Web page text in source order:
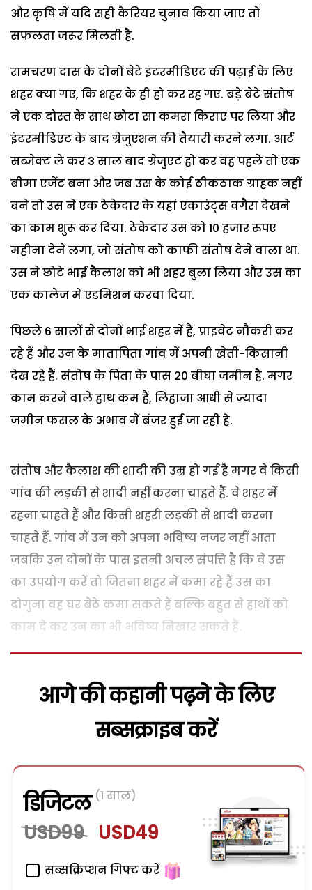
और कृषि में यदि सही कैरियर चुनाव किया जाए तो
सफलता जरूर मिलती है.
रामचरण दास के दोनों बेटे इंटरमीडिएट की पढ़ाई के लिए
शहर क्या गए, कि शहर के ही हो कर रह गए. बड़े बेटे संतोष
ने एक दोस्त के साथ छोटा सा कमरा किराए पर लिया और
इंटरमीडिएट के बाद ग्रेजुएशन की तैयारी करने लगा. आर्ट
सब्जेक्ट ले कर 3 साल बाद ग्रेजुएट हो कर वह पहले तो एक
बीमा एजेंट बना और जब उस के कोई ठीकठाक ग्राहक नहीं
बने तो उस ने एक ठेकेदार के यहां एकाउंट्स वगैरा देखने
का काम शुरू कर दिया. ठेकेदार उस को 10 हजार रुपए
महीना देने लगा, जो संतोष को काफी संतोष देने वाला था.
उस ने छोटे भाई कैलाश को भी शहर बुला लिया और उस का
एक कालेज में एडमिशन करवा दिया.
पिछले 6 सालों से दोनों भाई शहर में हैं, प्राइवेट नौकरी कर
रहे हैं और उन के मातापिता गांव में अपनी खेती-किसानी
देख रहे हैं. संतोष के पिता के पास 20 बीघा जमीन है. मगर
काम करने वाले हाथ कम हैं, लिहाजा आधी से ज्यादा
जमीन फसल के अभाव में बंजर हुई जा रही है.
संतोष और कैलाश की शादी की उम्र हो गई है मगर वे किसी
गांव की लड़की से शादी नहीं करना चाहते हैं. वे शहर में
रहना चाहते हैं और किसी शहरी लड़की से शादी करना
चाहते हैं. गांव में उन को अपना भविष्य नजर नहीं आता
जबकि उन दोनों के पास इतनी अचल संपत्ति है कि वे उस
का उपयोग करें तो जितना शहर में कमा रहे हैं उस का
दोगुना वह घर बैठे कमा सकते हैं बल्कि बहुत से हाथों को
काम दे कर उन का भी भविष्य निखार सकते हैं.
आगे की कहानी पढ़ने के लिए
सब्सक्राइब करें
डिजिटल (1 साल)
USD99 USD49
सब्सक्रिप्शन गिफ्ट करें